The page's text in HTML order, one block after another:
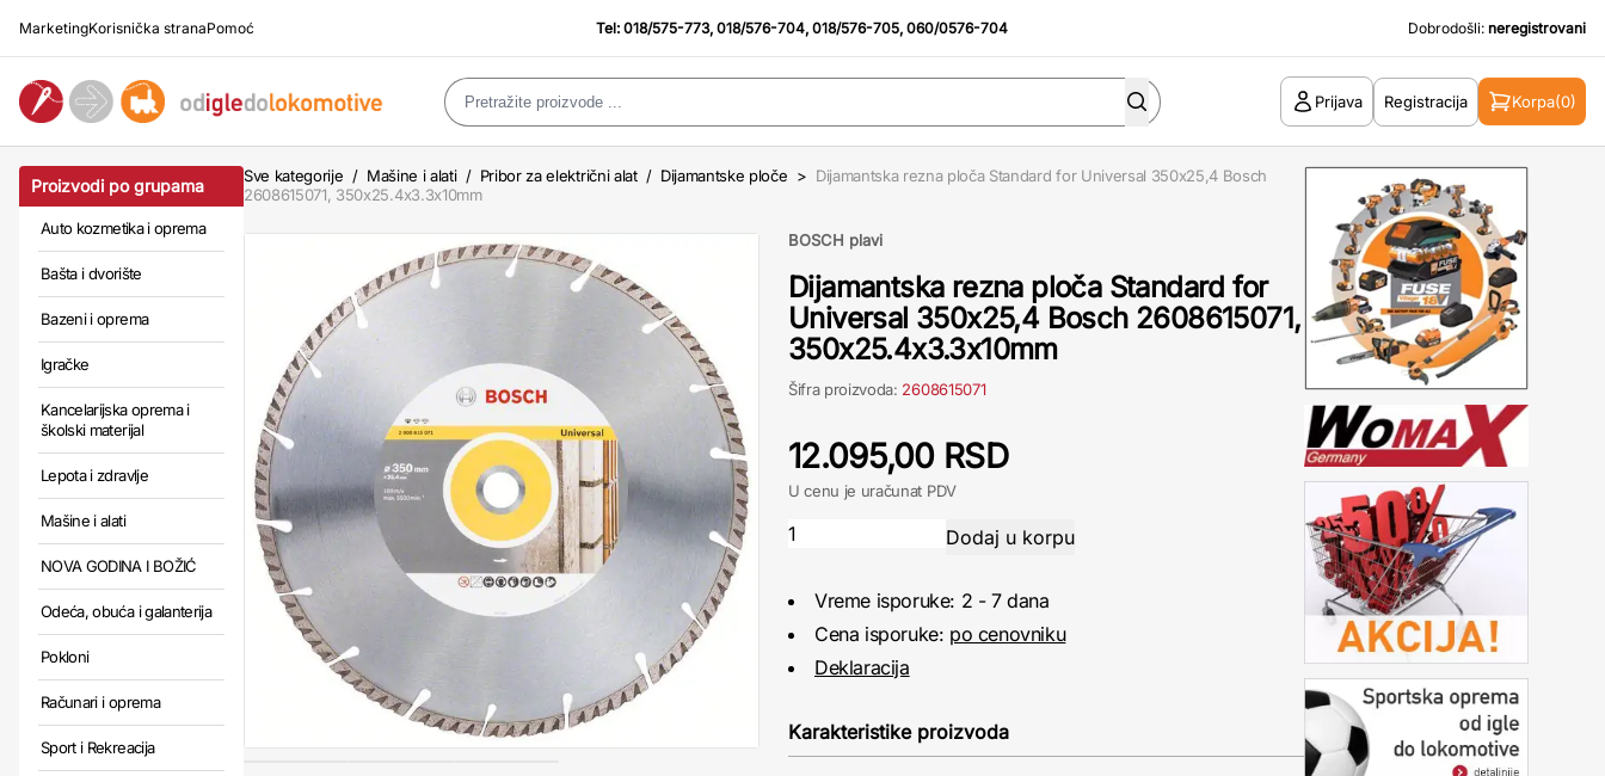
MarketingKorisnička stranaPomoć Tel:018/575-773,018/576-704,018/576-705,060/0576-704 Dobrodošli: neregistrovani
Prijava Registracija Korpa(0)
Proizvodi po grupama
Auto kozmetika i oprema
Bašta i dvorište
Bazeni i oprema
Igračke
Kancelarijska oprema i
školski materijal
Lepota i zdravlje
Mašine i alati
NOVA GODINA I BOŽIĆ
Odeća, obuća i galanterija
Pokloni
Računari i oprema
Sport i Rekreacija
Sve kategorije / Mašine i alati / Pribor za električni alat / Dijamantske ploče > Dijamantska rezna ploča Standard for Universal 350x25,4 Bosch
2608615071, 350x25.4x3.3x10mm
BOSCH plavi
Dijamantska rezna ploča Standard for
Universal 350x25,4 Bosch 2608615071,
350x25.4x3.3x10mm
Šifra proizvoda: 2608615071
12.095,00 RSD
U cenu je uračunat PDV
Vreme isporuke: 2 - 7 dana
Cena isporuke: po cenovniku
Deklaracija
Karakteristike proizvoda